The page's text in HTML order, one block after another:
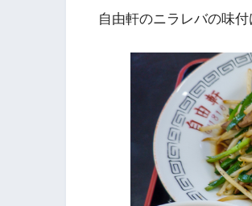
自由軒のニラレバの味